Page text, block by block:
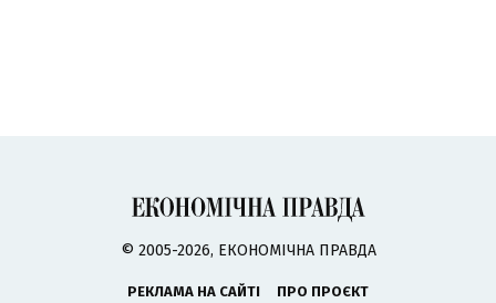
© 2005-2026, ЕКОНОМІЧНА ПРАВДА
РЕКЛАМА НА САЙТІ
ПРО ПРОЄКТ